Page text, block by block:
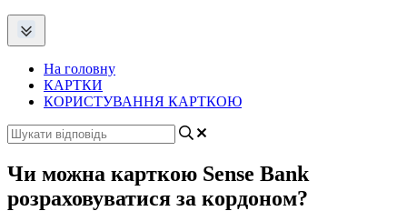
На головну
КАРТКИ
КОРИСТУВАННЯ КАРТКОЮ
Чи можна карткою Sense Bank
розраховуватися за кордоном?